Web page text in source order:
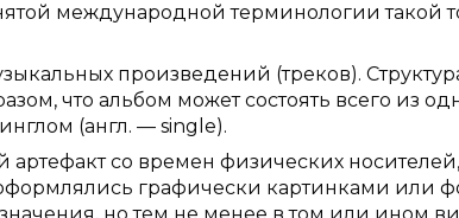
международной терминологии такой
произведений (треков).
что альбом может состоять всего из
(англ. — single).
со времен физических
графически картинками или